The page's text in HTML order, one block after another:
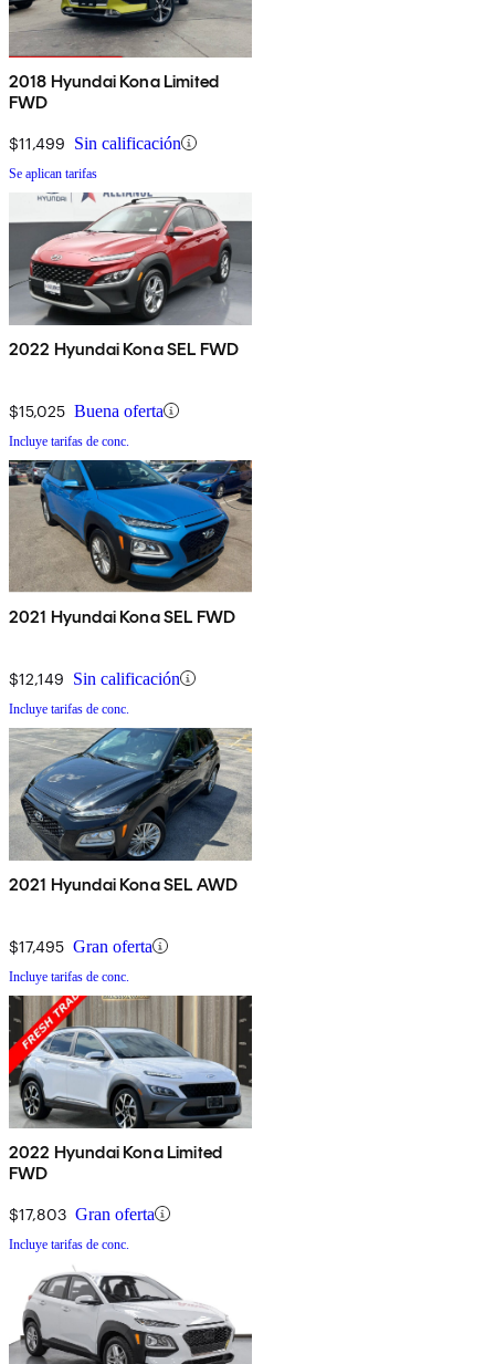
2018 Hyundai Kona Limited
FWD
$11,499 Sin calificación
Se aplican tarifas
2022 Hyundai Kona SEL FWD
$15,025 Buena oferta
Incluye tarifas de conc.
2021 Hyundai Kona SEL FWD
$12,149 Sin calificación
Incluye tarifas de conc.
2021 Hyundai Kona SEL AWD
$17,495 Gran oferta
Incluye tarifas de conc.
2022 Hyundai Kona Limited
FWD
$17,803 Gran oferta
Incluye tarifas de conc.